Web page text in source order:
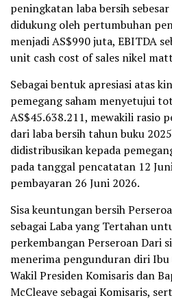
peningkatan laba bersih
didukung oleh pertumbuhan
menjadi AS$990 juta, EBITDA
unit cash cost of sales nikel
Sebagai bentuk apresiasi atas
pemegang saham menyetujui
AS$45.638.211, mewakili rasio
dari laba bersih tahun buku
didistribusikan kepada
pada tanggal pencatatan 12
pembayaran 26 Juni 2026.
Sisa keuntungan bersih
sebagai Laba yang Tertahan
perkembangan Perseroan Dari
menerima pengunduran diri Ibu
Wakil Presiden Komisaris dan
McCleave sebagai Komisaris,